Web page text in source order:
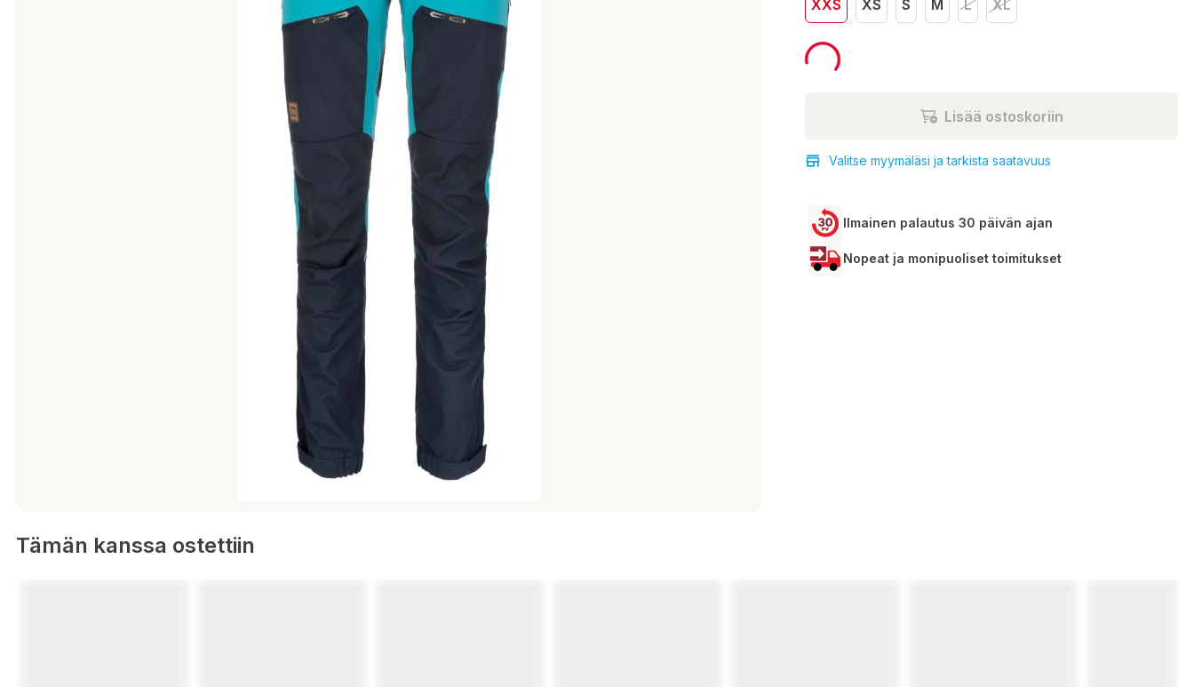
XXS XS S M L XL
89,00 €
Lisää ostoskoriin
Valitse myymäläsi ja tarkista saatavuus
Ilmainen palautus 30 päivän ajan
Nopeat ja monipuoliset toimitukset
Tämän kanssa ostettiin